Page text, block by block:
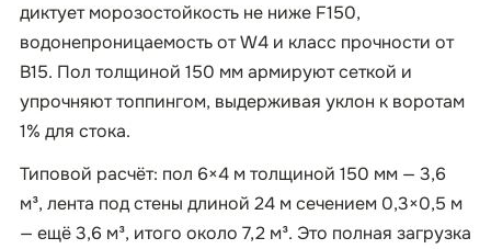
диктует морозостойкость не ниже F150,
водонепроницаемость от W4 и класс прочности от
B15. Пол толщиной 150 мм армируют сеткой и
упрочняют топпингом, выдерживая уклон к воротам
1% для стока.
Типовой расчёт: пол 6×4 м толщиной 150 мм — 3,6
м³, лента под стены длиной 24 м сечением 0,3×0,5 м
— ещё 3,6 м³, итого около 7,2 м³. Это полная загрузка